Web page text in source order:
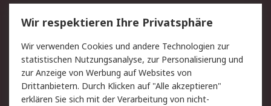
Service
Value Added Services
Lieferlösungen
Rücksendungen
Kontakt
Hilfe
Privatkunden
Rechtliches
Wir respektieren Ihre Privatsphäre
Wir verwenden Cookies und andere Technologien zur
statistischen Nutzungsanalyse, zur Personalisierung und
zur Anzeige von Werbung auf Websites von
Drittanbietern. Durch Klicken auf "Alle akzeptieren"
erklären Sie sich mit der Verarbeitung von nicht-